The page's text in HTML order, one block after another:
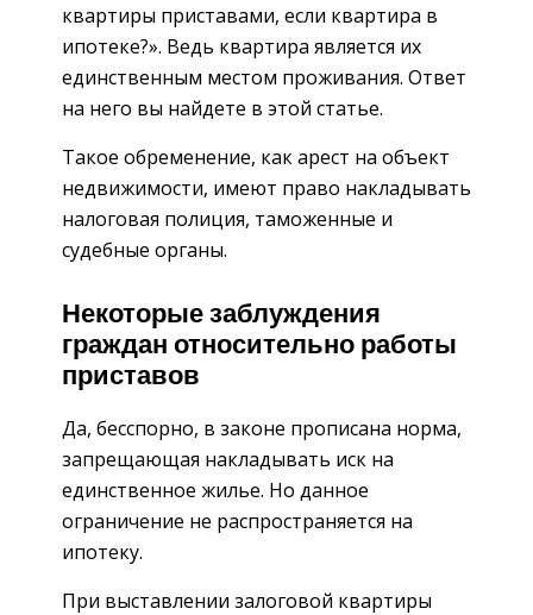
квартиры приставами, если квартира в
ипотеке?». Ведь квартира является их
единственным местом проживания. Ответ
на него вы найдете в этой статье.
Такое обременение, как арест на объект
недвижимости, имеют право накладывать
налоговая полиция, таможенные и
судебные органы.
Некоторые заблуждения
граждан относительно работы
приставов
Да, бесспорно, в законе прописана норма,
запрещающая накладывать иск на
единственное жилье. Но данное
ограничение не распространяется на
ипотеку.
При выставлении залоговой квартиры